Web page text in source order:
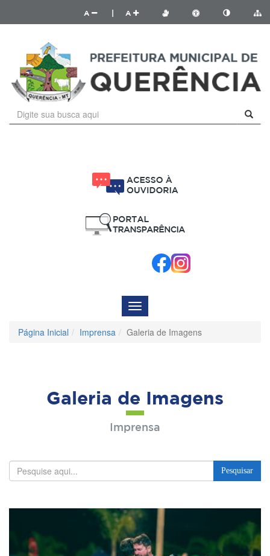
A A
Menu
de
Navegação
Página Inicial Imprensa Galeria de Imagens
Galeria de Imagens
Imprensa
Pesquisar